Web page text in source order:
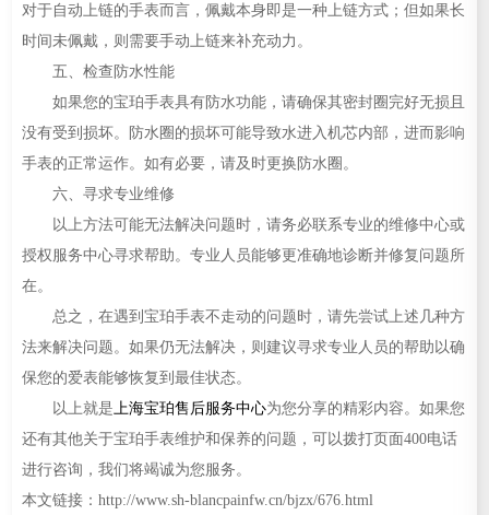
对于自动上链的手表而言，佩戴本身即是一种上链方式；但如果长
时间未佩戴，则需要手动上链来补充动力。
五、检查防水性能
如果您的宝珀手表具有防水功能，请确保其密封圈完好无损且
没有受到损坏。防水圈的损坏可能导致水进入机芯内部，进而影响
手表的正常运作。如有必要，请及时更换防水圈。
六、寻求专业维修
以上方法可能无法解决问题时，请务必联系专业的维修中心或
授权服务中心寻求帮助。专业人员能够更准确地诊断并修复问题所
在。
总之，在遇到宝珀手表不走动的问题时，请先尝试上述几种方
法来解决问题。如果仍无法解决，则建议寻求专业人员的帮助以确
保您的爱表能够恢复到最佳状态。
以上就是 上海宝珀售后服务中心为您分享的精彩内容。如果您
还有其他关于宝珀手表维护和保养的问题，可以拨打页面400电话
进行咨询，我们将竭诚为您服务。
本文链接：http://www.sh-blancpainfw.cn/bjzx/676.html